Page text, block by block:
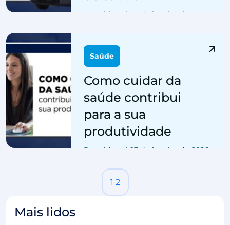
Por: sidesc | 07 de janeiro de 2026
Saúde
Como cuidar da
saúde contribui
para a sua
produtividade
Por: sidesc | 07 de janeiro de 2026
1 2
Mais lidos